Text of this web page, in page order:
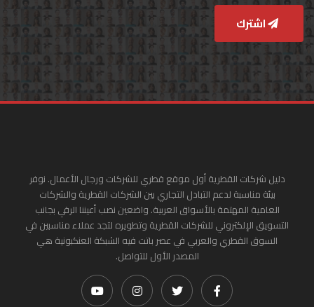
اشترك
دليل شركات القطرية أول موقع قطري للشركات ورجال الأعمال. نوفر
بيئة مناسبة لدعم التبادل التجاري بين الشركات القطرية والشركات
العامية المهتمة بالأسواق العربية. واضعين نصب أعيننا الرقي بجانب
التسويق الإلكتروني للشركات القطرية وتطويره لتجد عملاء مناسبين في
السوق القطري والعربي في عصر باتت فيه الشبكة العنكبونية هي
المصدر الأول للتواصل.